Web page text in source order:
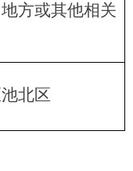
方或其他相关
北区